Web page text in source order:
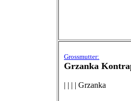
Grossmutter:
Grzanka
| | | | Grzanka